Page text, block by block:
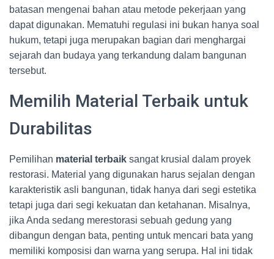
batasan mengenai bahan atau metode pekerjaan yang
dapat digunakan. Mematuhi regulasi ini bukan hanya soal
hukum, tetapi juga merupakan bagian dari menghargai
sejarah dan budaya yang terkandung dalam bangunan
tersebut.
Memilih Material Terbaik untuk
Durabilitas
Pemilihan material terbaik sangat krusial dalam proyek
restorasi. Material yang digunakan harus sejalan dengan
karakteristik asli bangunan, tidak hanya dari segi estetika
tetapi juga dari segi kekuatan dan ketahanan. Misalnya,
jika Anda sedang merestorasi sebuah gedung yang
dibangun dengan bata, penting untuk mencari bata yang
memiliki komposisi dan warna yang serupa. Hal ini tidak